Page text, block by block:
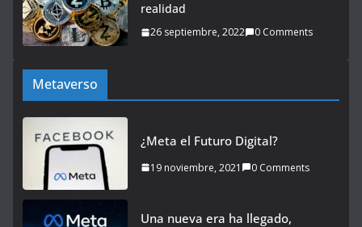
realidad
26 septiembre, 2022 0 Comments
Metaverso
¿Meta el Futuro Digital?
19 noviembre, 2021 0 Comments
Una nueva era ha llegado,